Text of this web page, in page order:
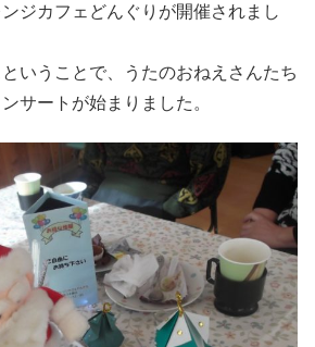
ジカフェどんぐりが開催されまし
いうことで、うたのおねえさんたち
サートが始まりました。